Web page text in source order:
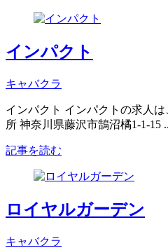
インパクト
キャバクラ
インパクト インパクトの求人
所 神奈川県藤沢市鵠沼橘1-1-15
記事を読む
ロイヤルガーデン
キャバクラ